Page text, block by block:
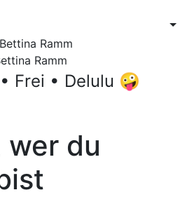
Ramm
Frei • Delulu 🤪
wer du